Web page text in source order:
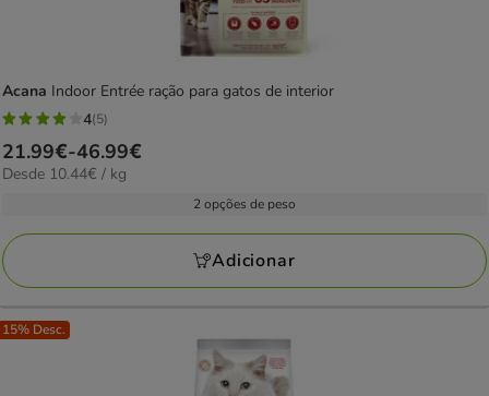
Acana Indoor Entrée ração para gatos de interior
4
estrelas
com
avaliações
4(5)
Preço
de
46.99€
21.99€-46.99€
10.44€
Desde 10.44€ / kg
2 opções de peso
Adicionar
15% Desc.